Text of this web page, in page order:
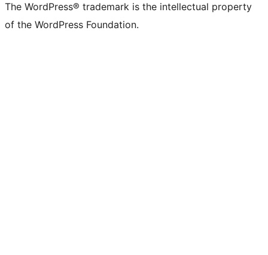
The WordPress® trademark is the intellectual property
of the WordPress Foundation.